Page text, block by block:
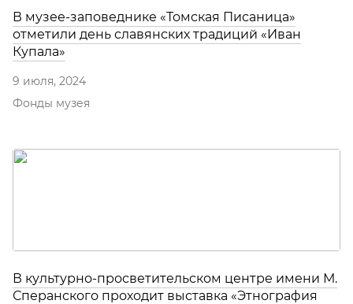
В музее-заповеднике «Томская Писаница»
отметили день славянских традиций «Иван
Купала»
9 июля, 2024
Фонды музея
В культурно-просветительском центре имени М.
Сперанского проходит выставка «Этнография